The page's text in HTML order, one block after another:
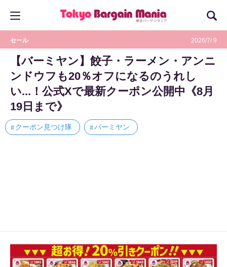
セール 2026/7/ 9
【バーミヤン】餃子・ラーメン・アンニ
ンドウフも20％オフになるのうれし
い...！公式Xで最新クーポン公開中《8月
19日まで》
クーポン見つけ隊 バーミヤン